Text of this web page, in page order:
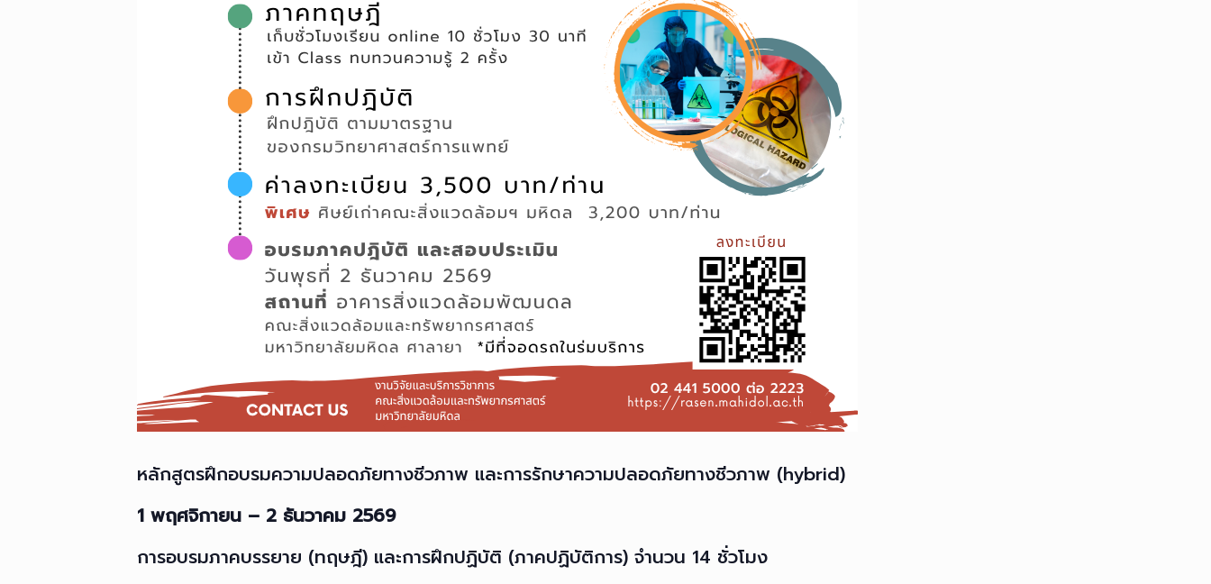
หลักสูตรฝึกอบรมความปลอดภัยทางชีวภาพ และการรักษาความปลอดภัยทางชีวภาพ (hybrid)
1 พฤศจิกายน – 2 ธันวาคม 2569
การอบรมภาคบรรยาย (ทฤษฎี) และการฝึกปฏิบัติ (ภาคปฏิบัติการ) จำนวน 14 ชั่วโมง